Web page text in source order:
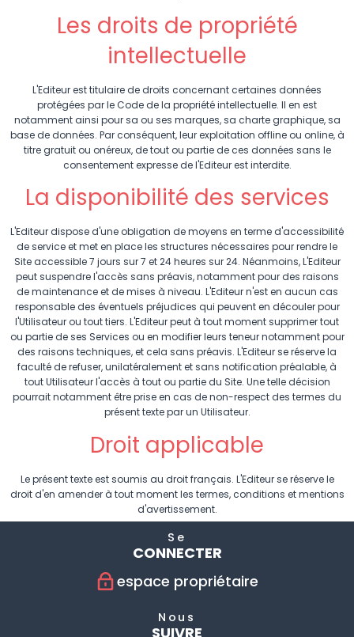
Les droits de propriété
intellectuelle
L'Editeur est titulaire de droits concernant certaines données
protégées par le Code de la propriété intellectuelle. Il en est
notamment ainsi pour sa ou ses marques, sa charte graphique, sa
base de données. Par conséquent, leur exploitation offline ou online, à
titre gratuit ou onéreux, de tout ou partie de ces données sans le
consentement expresse de l'Editeur est interdite.
La disponibilité des services
L'Editeur dispose d'une obligation de moyens en terme d'accessibilité
de service et met en place les structures nécessaires pour rendre le
Site accessible 7 jours sur 7 et 24 heures sur 24. Néanmoins, L'Editeur
peut suspendre l'accès sans préavis, notamment pour des raisons
de maintenance et de mises à niveau. L'Editeur n'est en aucun cas
responsable des éventuels préjudices qui peuvent en découler pour
l'Utilisateur ou tout tiers. L'Editeur peut à tout moment supprimer tout
ou partie de ses Services ou en modifier leurs teneur notamment pour
des raisons techniques, et cela sans préavis. L'Editeur se réserve la
faculté de refuser, unilatéralement et sans notification préalable, à
tout Utilisateur l'accès à tout ou partie du Site. Une telle décision
pourrait notamment être prise en cas de non-respect des termes du
présent texte par un Utilisateur.
Droit applicable
Le présent texte est soumis au droit français. L'Editeur se réserve le
droit d'en amender à tout moment les termes, conditions et mentions
d'avertissement.
Se
CONNECTER
espace propriétaire
Nous
SUIVRE